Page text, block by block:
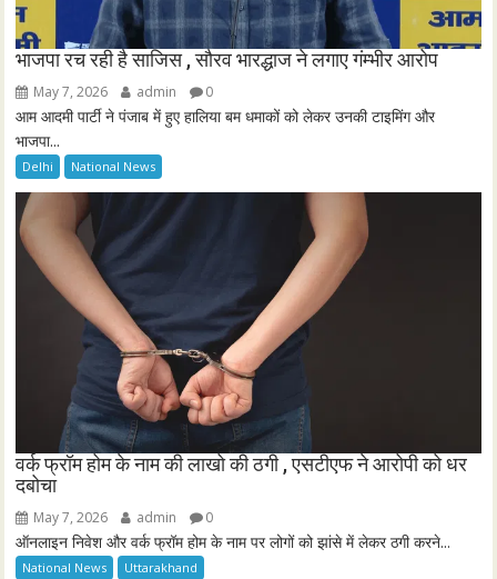
भाजपा रच रही है साजिस , सौरव भारद्धाज ने लगाए गंम्भीर आरोप
May 7, 2026 admin 0
आम आदमी पार्टी ने पंजाब में हुए हालिया बम धमाकों को लेकर उनकी टाइमिंग और
भाजपा...
Delhi National News
वर्क फ्रॉम होम के नाम की लाखो की ठगी , एसटीएफ ने आरोपी को धर
दबोचा
May 7, 2026 admin 0
ऑनलाइन निवेश और वर्क फ्रॉम होम के नाम पर लोगों को झांसे में लेकर ठगी करने...
National News Uttarakhand